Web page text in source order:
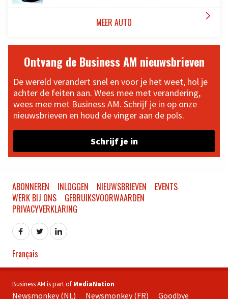
MEER AUTO 
Ontvang de Business AM nieuwsbrieven
De wereld verandert snel en voor je het weet, hol je
achter de feiten aan. Wees mee met verandering,
wees mee met Business AM. Schrijf je in op onze
nieuwsbrieven en houd de vinger aan de pols.
Schrijf je in
ABONNEREN INLOGGEN NIEUWSBRIEVEN
EVENTS
WERK BIJ ONS
GEBRUIKSVOORWAARDEN
PRIVACYVERKLARING
Français
Business AM is part of MediaNation
Newsmonkey (NL) Newsmonkey (FR) Goodbye